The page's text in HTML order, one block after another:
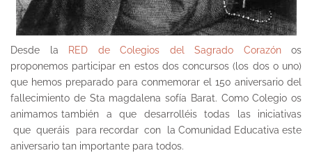
Desde la RED de Colegios del Sagrado Corazónos
proponemos participar en estos dos concursos (los dos o uno)
que hemos preparado para conmemorar el 150 aniversario del
fallecimiento de Sta magdalena sofía Barat. Como Colegio os
animamos también a que desarrolléis todas las iniciativas
que queráis para recordar con la Comunidad Educativa este
aniversario tan importante para todos.